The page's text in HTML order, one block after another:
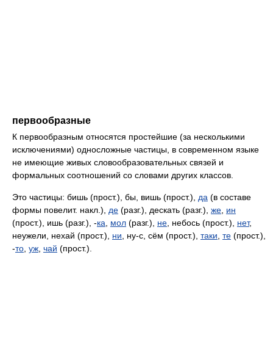
первообразные
К первообразным относятся простейшие (за несколькими
исключениями) односложные частицы, в современном языке
не имеющие живых словообразовательных связей и
формальных соотношений со словами других классов.
Это частицы: бишь (прост.), бы, вишь (прост.), да (в составе
формы повелит. накл.), де (разг.), дескать (разг.), же ин
(прост.), ишь (разг.), -ка мол (разг.), не , небось (прост.), нет,
неужели, нехай (прост.), ни , ну-с, сём (прост.), таки те (прост.),
-то уж чай (прост.).